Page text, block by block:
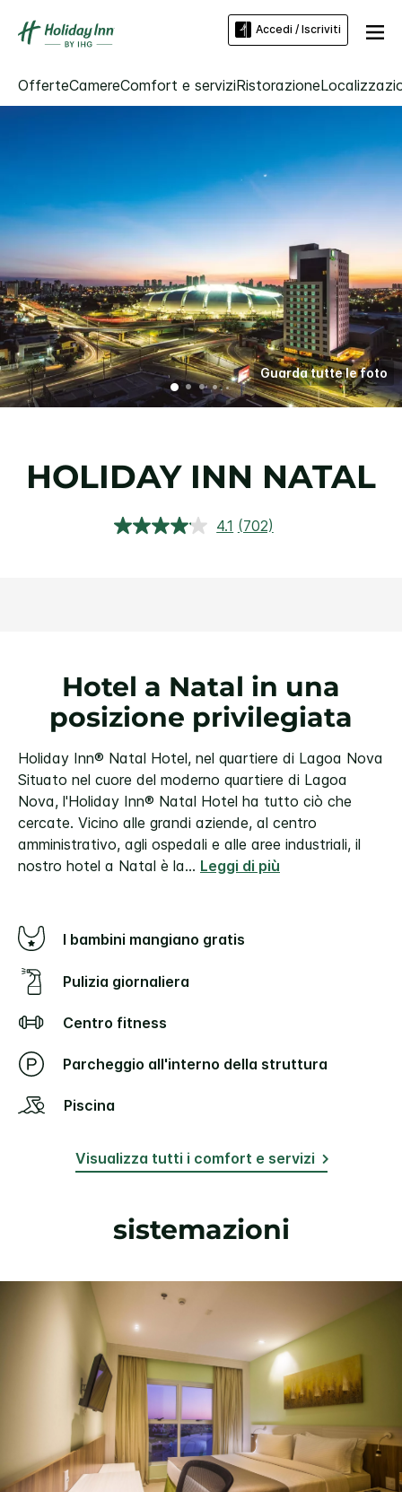
Accedi / Iscriviti
OfferteCamereComfort e serviziRistorazione
Guarda tutte le foto
HOLIDAY INN NATAL
4.1 Leggi
(702)
Hotel a Natal in una
posizione privilegiata
Holiday Inn® Natal Hotel, nel quartiere di Lagoa Nova
Situato nel cuore del moderno quartiere di Lagoa
Nova, l'Holiday Inn® Natal Hotel ha tutto ciò che
cercate. Vicino alle grandi aziende, al centro
amministrativo, agli ospedali e alle aree industriali, il
nostro hotel a Natal è la... Leggi di più
I bambini mangiano gratis
Pulizia giornaliera
Centro fitness
Parcheggio all'interno della struttura
Piscina
Visualizza tutti i comfort e servizi
sistemazioni